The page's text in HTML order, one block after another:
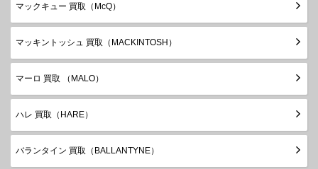
マックキュー 買取（McQ）
マッキントッシュ 買取（MACKINTOSH）
マーロ 買取 （MALO）
ハレ 買取（HARE）
バランタイン 買取（BALLANTYNE）